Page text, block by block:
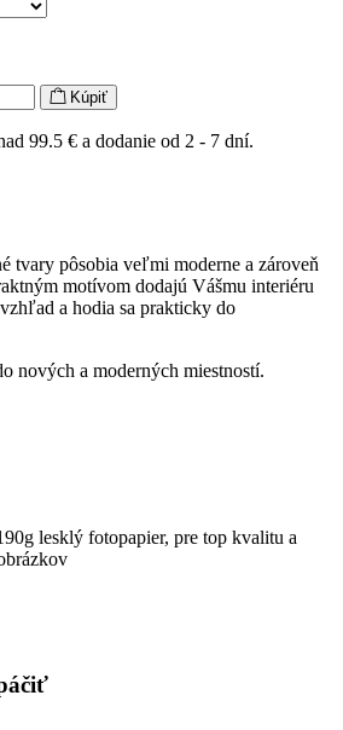
Kúpiť
99.5 € a dodanie od 2 - 7 dní.
tvary pôsobia veľmi moderne a zároveň
motívom dodajú Vášmu interiéru
a hodia sa prakticky do
nových a moderných miestností.
lesklý fotopapier, pre top kvalitu a